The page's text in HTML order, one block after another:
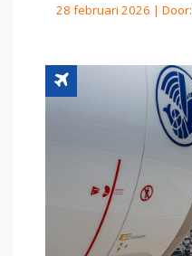
28 februari 2026 | Door: